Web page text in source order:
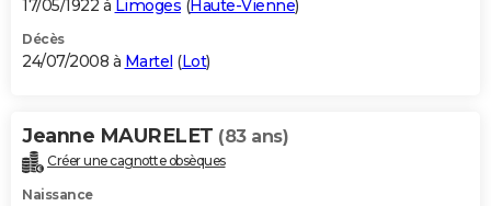
17/05/1922 à Limoges (Haute-Vienne)
Décès
24/07/2008 à Martel (Lot)
Jeanne MAURELET (83 ans)
Créer une cagnotte obsèques
Naissance